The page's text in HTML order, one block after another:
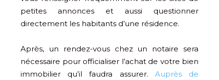
petites annonces et aussi questionner
directement les habitants d’une résidence.
Après, un rendez-vous chez un notaire sera
nécessaire pour officialiser l’achat de votre bien
immobilier qu’il faudra assurer. Auprès de